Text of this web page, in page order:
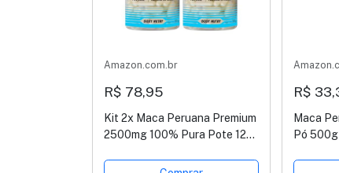
Amazon.com.br
R$ 78,95
Kit 2x Maca Peruana Premium
2500mg 100% Pura Pote 120
Importada Para Homens e
R$
Maca
Pó